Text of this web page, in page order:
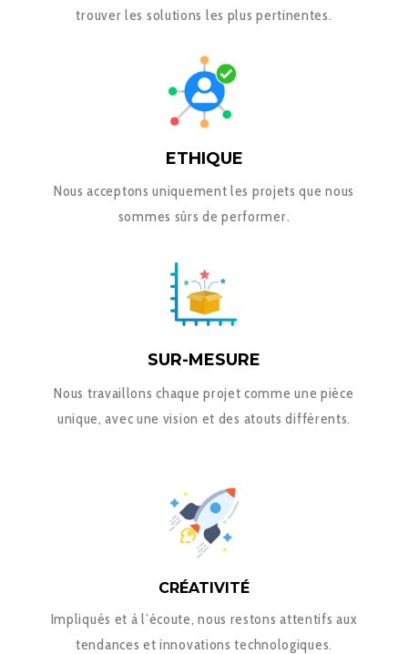
trouver les solutions les plus pertinentes.
ETHIQUE
Nous acceptons uniquement les projets que nous
sommes sûrs de performer.
SUR-MESURE
Nous travaillons chaque projet comme une pièce
unique, avec une vision et des atouts différents.
CRÉATIVITÉ
Impliqués et à l’écoute, nous restons attentifs aux
tendances et innovations technologiques.